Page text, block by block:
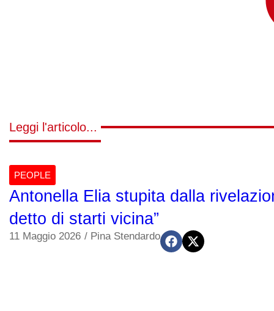
Leggi l'articolo...
PEOPLE
Antonella Elia stupita dalla
detto di starti vicina”
11 Maggio 2026 / Pina Stendardo